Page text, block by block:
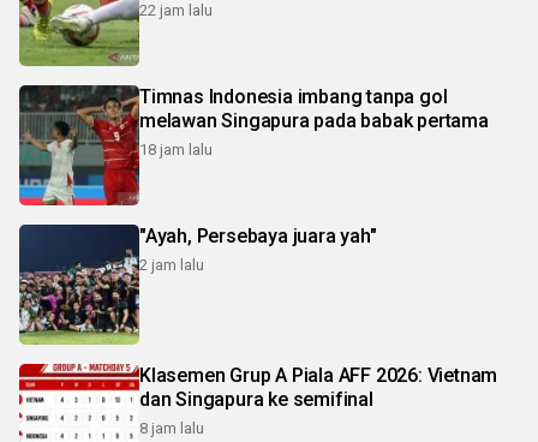
22 jam lalu
Timnas Indonesia imbang tanpa gol
melawan Singapura pada babak pertama
18 jam lalu
"Ayah, Persebaya juara yah"
2 jam lalu
Klasemen Grup A Piala AFF 2026: Vietnam
dan Singapura ke semifinal
8 jam lalu